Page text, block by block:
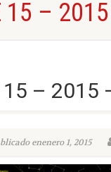
15 –
15 – 2015
enenero 1, 2015